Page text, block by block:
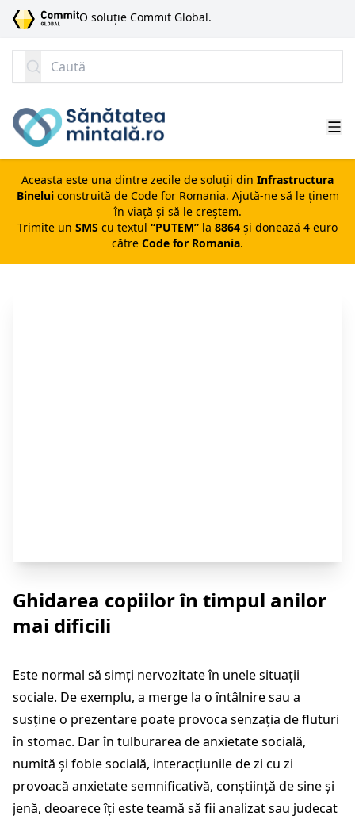
SARI LA CONȚINUT
O soluție Commit Global.
Caută
Aceasta este una dintre zecile de soluții din Infrastructura
Bineluiconstruită de Code for Romania. Ajută-ne să le ținem
în viață și să le creștem.
Trimite un SMS cu textul “PUTEM” la 8864 și donează 4 euro
către Code for Romania.
Ghidarea copiilor în timpul anilor
mai dificili
Este normal să simți nervozitate în unele situații
sociale. De exemplu, a merge la o întâlnire sau a
susține o prezentare poate provoca senzația de fluturi
în stomac. Dar în tulburarea de anxietate socială,
numită și fobie socială, interacțiunile de zi cu zi
provoacă anxietate semnificativă, conștiință de sine și
jenă, deoarece îți este teamă să fii analizat sau judecat